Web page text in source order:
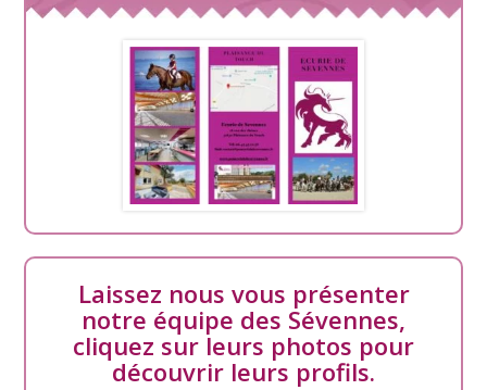
Laissez nous vous présenter
notre équipe des Sévennes,
cliquez sur leurs photos pour
découvrir leurs profils.